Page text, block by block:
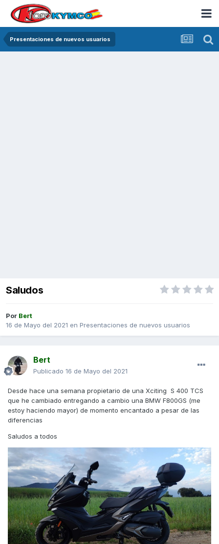
Presentaciones de nuevos usuarios
Saludos
Por Bert
16 de Mayo del 2021 en Presentaciones de nuevos usuarios
Bert
Publicado 16 de Mayo del 2021
Desde hace una semana propietario de una Xciting S 400 TCS
que he cambiado entregando a cambio una BMW F800GS (me
estoy haciendo mayor) de momento encantado a pesar de las
diferencias
Saludos a todos